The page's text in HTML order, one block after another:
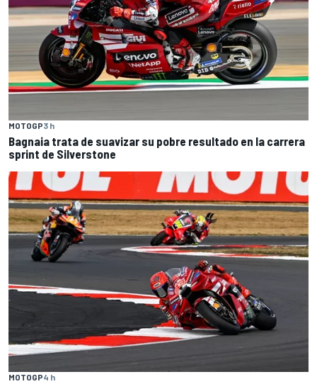
MOTOGP3 h
Bagnaia trata de suavizar su pobre resultado en la carrera
sprint de Silverstone
MOTOGP4 h